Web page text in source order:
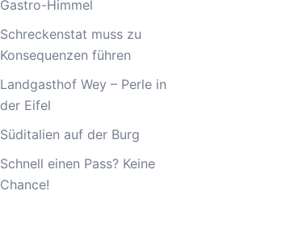
Gastro-Himmel
Schreckenstat muss zu
Konsequenzen führen
Landgasthof Wey – Perle in
der Eifel
Süditalien auf der Burg
Schnell einen Pass? Keine
Chance!